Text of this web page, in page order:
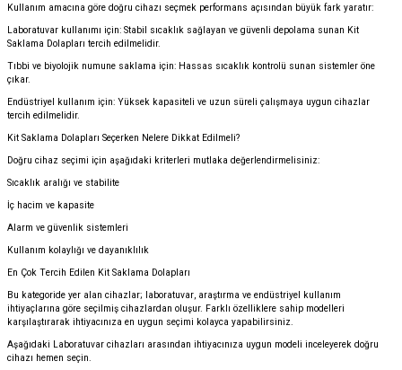
Kullanım amacına göre doğru cihazı seçmek performans açısından büyük fark yaratır:
Laboratuvar kullanımı için: Stabil sıcaklık sağlayan ve güvenli depolama sunan Kit
Saklama Dolapları tercih edilmelidir.
Tıbbi ve biyolojik numune saklama için: Hassas sıcaklık kontrolü sunan sistemler öne
çıkar.
Endüstriyel kullanım için: Yüksek kapasiteli ve uzun süreli çalışmaya uygun cihazlar
tercih edilmelidir.
Kit Saklama Dolapları Seçerken Nelere Dikkat Edilmeli?
Doğru cihaz seçimi için aşağıdaki kriterleri mutlaka değerlendirmelisiniz:
Sıcaklık aralığı ve stabilite
İç hacim ve kapasite
Alarm ve güvenlik sistemleri
Kullanım kolaylığı ve dayanıklılık
En Çok Tercih Edilen Kit Saklama Dolapları
Bu kategoride yer alan cihazlar; laboratuvar, araştırma ve endüstriyel kullanım
ihtiyaçlarına göre seçilmiş cihazlardan oluşur. Farklı özelliklere sahip modelleri
karşılaştırarak ihtiyacınıza en uygun seçimi kolayca yapabilirsiniz.
Aşağıdaki Laboratuvar cihazları arasından ihtiyacınıza uygun modeli inceleyerek doğru
cihazı hemen seçin.